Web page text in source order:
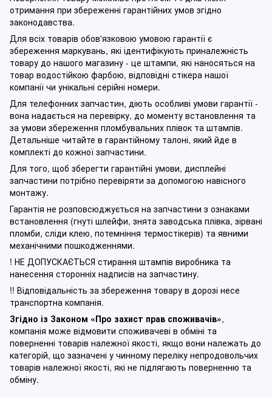
отримання при збереженні гарантійних умов згідно
законодавства.
Для всіх товарів обов'язковою умовою гарантії є
збереження маркувань, які ідентифікують приналежність
товару до нашого магазину - це штампи, які наносяться на
товар водостійкою фарбою, відповідні стікера нашої
компанії чи унікальні серійні номери.
Для телефонних запчастин, діють особливі умови гарантії -
вона надається на перевірку, до моменту встановлення та
за умови збереження пломбувальних плівок та штампів.
Детальніше читайте в гарантійному талоні, який йде в
комплекті до кожної запчастини.
Для того, щоб зберегти гарантійні умови, дисплейні
запчастини потрібно перевіряти за допомогою навісного
монтажу.
Гарантія не розповсюджується на запчастини з ознаками
встановлення (гнуті шлейфи, знята заводська плівка, зірвані
пломби, сліди клею, потемніння термостікерів) та явними
механічними пошкодженнями.
! НЕ ДОПУСКАЄТЬСЯ стирання штампів виробника та
нанесення сторонніх надписів на запчастину.
!! Відповідальність за збереження товару в дорозі несе
транспортна компанія.
Згідно із Законом «Про захист прав споживачів»,
компанія може відмовити споживачеві в обміні та
поверненні товарів належної якості, якщо вони належать до
категорій, що зазначені у чинному переліку непродовольчих
товарів належної якості, які не підлягають поверненню та
обміну.